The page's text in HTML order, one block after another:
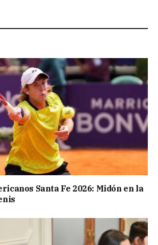
Santa Fe 2026: Midón en la